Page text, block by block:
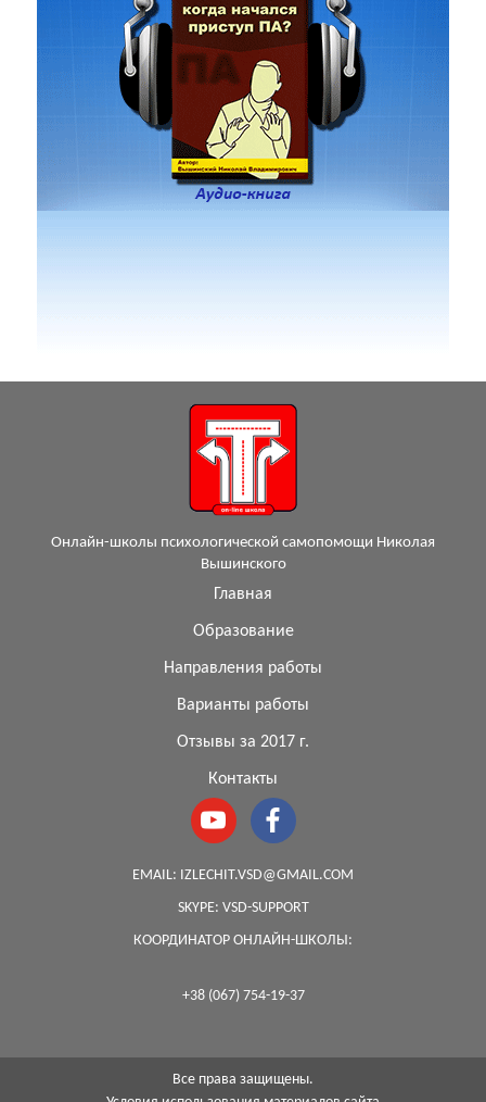
Онлайн-школы психологической самопомощи Николая
Вышинского
Главная
Образование
Направления работы
Варианты работы
Отзывы за 2017 г.
Контакты
EMAIL: IZLECHIT.VSD@GMAIL.COM
SKYPE: VSD-SUPPORT
КООРДИНАТОР ОНЛАЙН-ШКОЛЫ:
+38 (067) 754-19-37
Все права защищены.